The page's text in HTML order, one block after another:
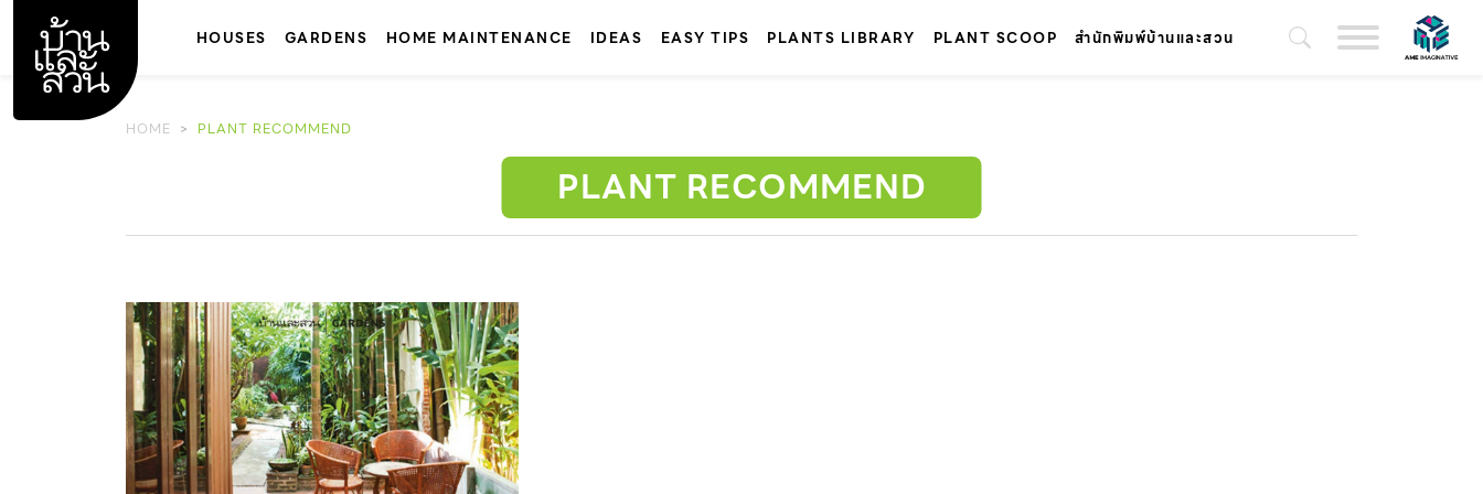
content
HOUSES GARDENS HOME MAINTENANCE IDEAS EASY TIPS PLANTS LIBRARY PLANT SCOOP สำนักพิมพ์บ้านและสวน
HOME PLANT RECOMMEND
PLANT RECOMMEND